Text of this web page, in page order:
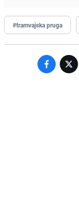
#tramvajska pruga